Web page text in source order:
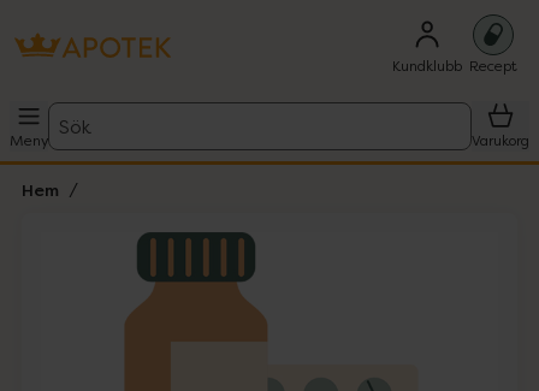
Kundklubb Recept
Meny
Sök
Varukorg
Hem
Lista: . Innehåller 1 objekt.